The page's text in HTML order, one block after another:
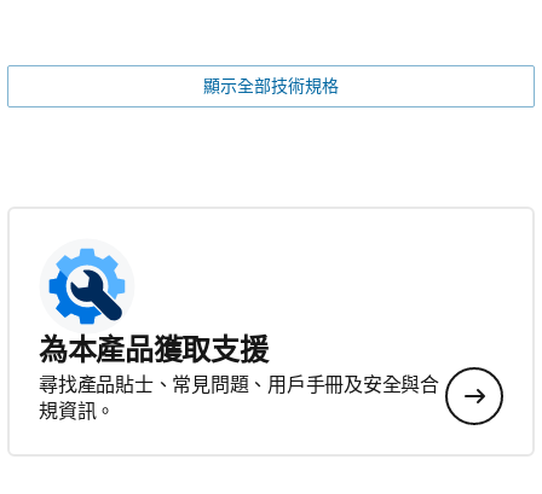
顯示全部技術規格
為本產品獲取支援
尋找產品貼士、常見問題、用戶手冊及安全與合
規資訊。